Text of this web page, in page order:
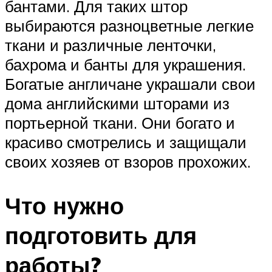
бантами. Для таких штор
выбираются разноцветные легкие
ткани и различные ленточки,
бахрома и банты для украшения.
Богатые англичане украшали свои
дома английскими шторами из
портьерной ткани. Они богато и
красиво смотрелись и защищали
своих хозяев от взоров прохожих.
Что нужно
подготовить для
работы?